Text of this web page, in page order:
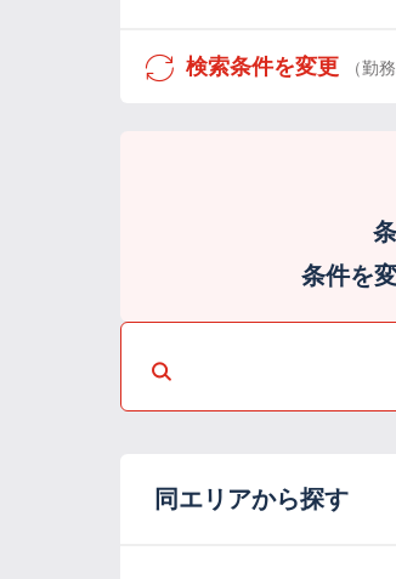
検索条件を変更 （勤
条件を
同エリアから探す